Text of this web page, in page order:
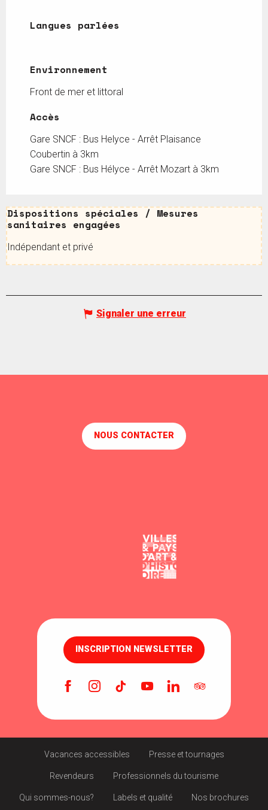
Langues parlées
Langues parlées
Environnement
Environnement
Front de mer et littoral
Accès
Accès
Gare SNCF : Bus Helyce - Arrêt Plaisance
Coubertin à 3km
Gare SNCF : Bus Hélyce - Arrêt Mozart à 3km
Dispositions spéciales / Mesures sanitaires
Dispositions spéciales / Mesures
sanitaires engagées
Indépendant et privé
Signaler une erreur
NOUS CONTACTER
INSCRIPTION NEWSLETTER
Vacances accessibles Presse et tournages
Revendeurs Professionnels du tourisme
Qui sommes-nous? Labels et qualité Nos brochures